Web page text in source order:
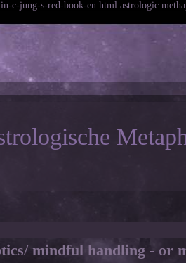
c-jung-s-red-book-en.html astrologic
mindful handling - or